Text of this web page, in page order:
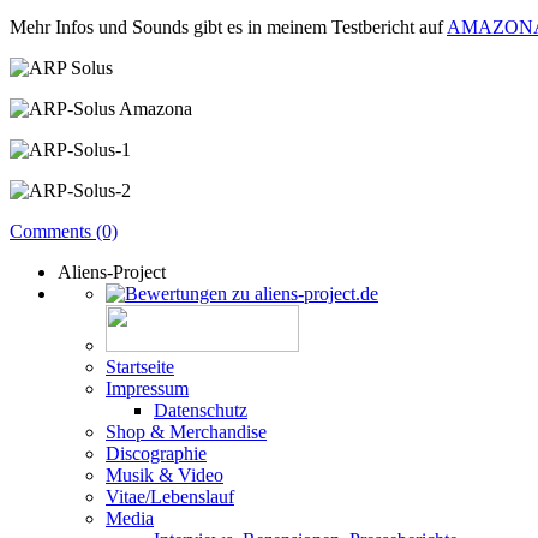
Mehr Infos und Sounds gibt es in meinem Testbericht auf
Comments (0)
Aliens-Project
Startseite
Impressum
Datenschutz
Shop & Merchandise
Discographie
Musik & Video
Vitae/Lebenslauf
Media